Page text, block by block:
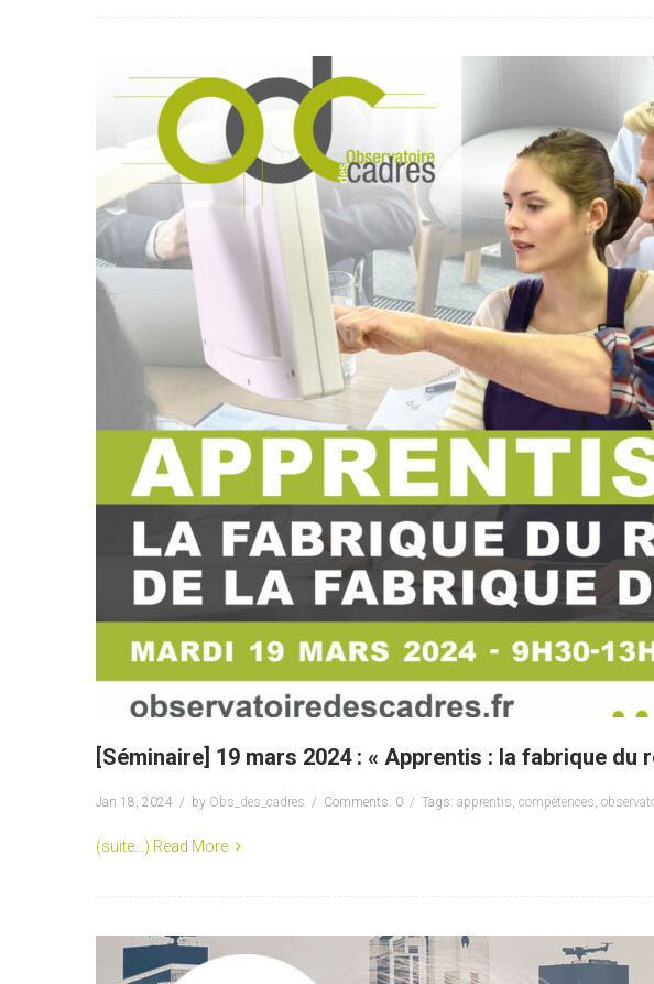
[Séminaire] 19 mars 2024 : « Apprentis : la fabrique
Jan 18, 2024 by Obs_des_cadres Comments: 0 Tags: apprentis, compétences,
(suite…) Read More